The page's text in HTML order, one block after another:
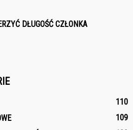
DŁUGOŚĆ CZŁONKA
110
109